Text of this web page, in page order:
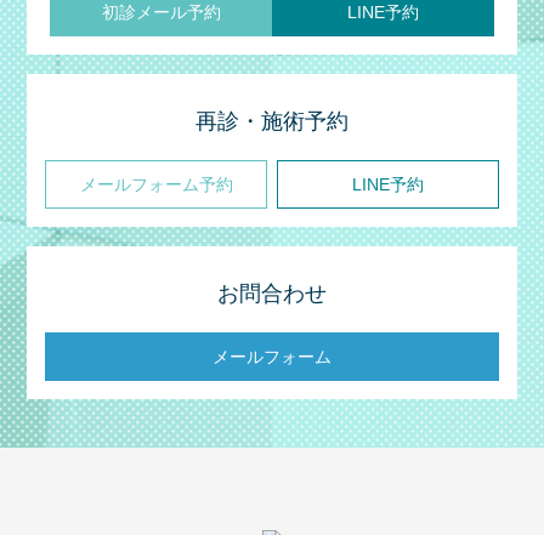
初診メール予約 LINE予約
再診・施術予約
メールフォーム予約 LINE予約
お問合わせ
メールフォーム